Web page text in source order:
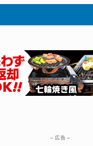
– 広告 –